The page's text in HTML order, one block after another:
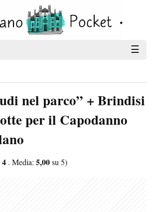
☰
nel parco” + Brindisi
per il Capodanno
4 . Media: 5,00su 5)